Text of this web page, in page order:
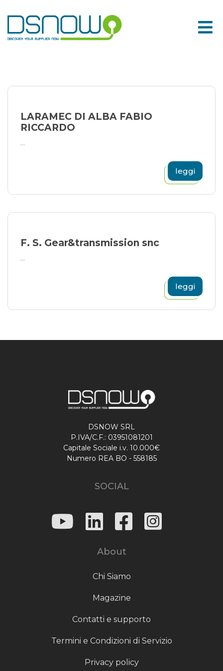
to
content
LARAMEC DI ALBA FABIO
RICCARDO
...
leggi
F. S. Gear&transmission snc
...
leggi
DSNOW SRL
P.IVA/C.F.: 03951081201
Capitale Sociale i.v. 10.000€
Numero REA BO - 558185
SOCIAL
About
Chi Siamo
Magazine
Contatti e supporto
Termini e Condizioni di Servizio
Privacy policy